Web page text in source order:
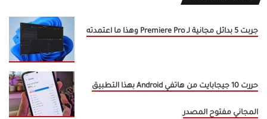
جربت 5 بدائل مجانية لـ Premiere Pro وهذا ما اعتمدته
حررت 10 جيجابايت من هاتفي Android بهذا التطبيق
المجاني مفتوح المصدر